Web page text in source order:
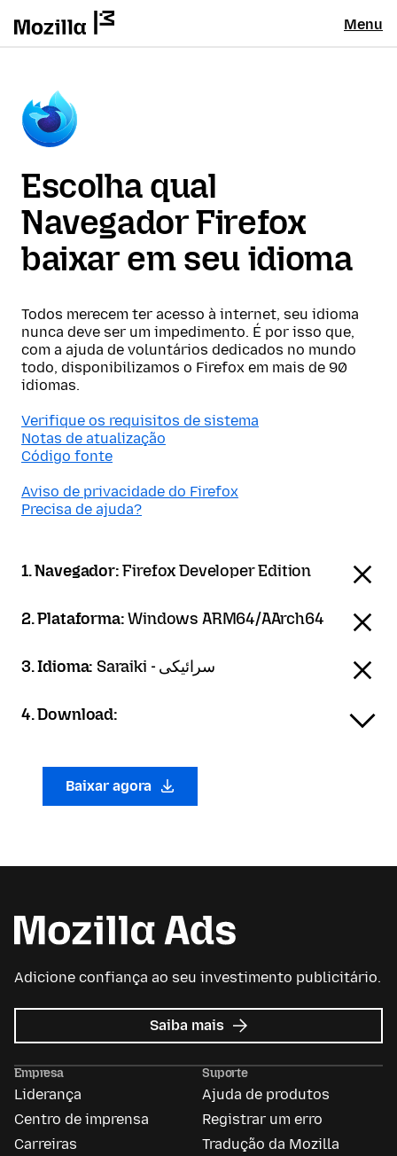
Menu
Escolha qual
Navegador Firefox
baixar em seu idioma
Todos merecem ter acesso à internet, seu idioma
nunca deve ser um impedimento. É por isso que,
com a ajuda de voluntários dedicados no mundo
todo, disponibilizamos o Firefox em mais de 90
idiomas.
Verifique os requisitos de sistema
Notas de atualização
Código fonte
Aviso de privacidade do Firefox
Precisa de ajuda?
1. Navegador:Firefox Developer Edition
2. Plataforma:Windows ARM64/AArch64
3. Idioma: Saraiki - سرائیکی
4. Download:
Baixar agora
Adicione confiança ao seu investimento publicitário.
Saiba mais sobre
Mozilla
Empresa
Liderança
Centro de imprensa
Carreiras
Suporte
Ajuda de produtos
Registrar um erro
Tradução da Mozilla